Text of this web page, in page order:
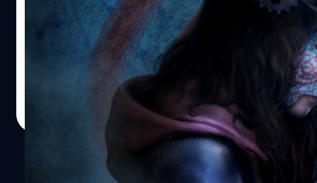
ทีมพัฒนา Behaviour Interactive ได้จับมือกับสตูดิโอ
ภาพยนตร์ Lionsgate และประกาศเปิดตัวคอนเทนต์ล่าสุด
ของเกม Dead by Daylight ที่มีชื่อว่า Archives Tome 10:
SAW ซึ่งผู้เล่นจะได้พบกับ จิ๊กซอว์ (Jigsaw) วายร้ายจากหนัง
สยองขวัญชื่อดังที่พากย์เสียงโดย โทบิน เบลล์ (Tobin Bell)
และจะเปิดให้เล่นบนทุกแพลตฟอร์มในวันที่ 26 มกราคม
2022 ใน Archives Tome 10: SAW ผู้เล่นจะได้สำรวจความ
ทรงจำของ อแมนด้า ยัง (Amanda Young) และนักสืบแทปป์
(Detective Tapp) รวมถึงเพิ่มชุดของตัวละครทั้งสองและไอ
เทมแต่งกายถึง 60 ชิ้น อ้างอิง พิสูจน์อักษร : สุชยา เกษจำรัส
| 1654 days ago